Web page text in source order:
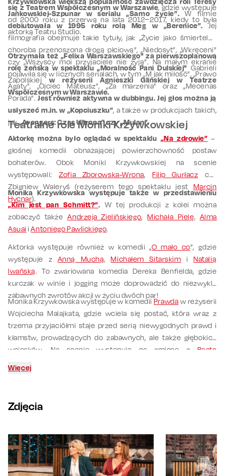
się z Teatrem Współczesnym w Warszawie, gdzie występuje
od 2000 roku z przerwą na lata 2012−2017, kiedy to była
aktorką Teatru Studio.
Jankowskiej-Szpunar w serialu „Samo życie”. W filmie
debiutowała w 1995 roku rolą Meg w „Berenice”. Jej
filmografia obejmuje takie tytuły, jak „Życie jako śmiertelna
choroba przenoszona drogą płciową”, „Niedosyt”, „Wkręceni”
czy „Wszyscy moi przyjaciele nie żyją”. Na małym ekranie
pojawiła się w licznych serialach, w tym „M jak miłość”, „Prawo
Agaty”, „Ojciec Mateusz”, „Za marzenia” oraz „Mecenas
Porada”.Jest również aktywna w dubbingu. Jej głos można ją
usłyszeć m.in. w „Kopciuszku”, a także w produkcjach takich,
jak„Avengers: Czas Ultrona” czy „Mulan”.
Otrzymała też „Felixa Warszawskiego" za pierwszoplanową
rolę żeńską w spektaklu „Moralność Pani Dulskiej" Gabrieli
Zapolskiejw reżyserii Agnieszki Glińskiej w Teatrze
Współczesnym w Warszawie.
Teatralne role Moniki Krzywkowskiej
Aktorkę można było oglądać w spektaklu „Na zdrowie” –
głośnej komedii obnażającej powierzchowność postaw
bohaterów. Obok Moniki Krzywkowskiej na scenie
występowali:Zofia Zborowska-Wrona,Filip Gurłacz czy
Zbigniew Waleryś (reżyserem tego spektaklu jest Marcin
Hycnar).
Monika Krzywkowska występuje także w przedstawieniu
„Kim jest pan Schmitt?”. W tej produkcji z kolei można
zobaczyć takżeAndrzeja Zielińskiego,Michała Pielę, Alma
AsuaiiAntoniego Pawlickiego.
Aktorka występuje również w komedii „O mało co”, gdzie
występuje z Anną Muchą,Michałem Sitarskim iNatalią
Iwańską. To zwariowana komedia Dereka Benfielda, gdzie
kurczak w winie i jogging może doprowadzić do niezwykle
zabawnych zwrotów akcji w życiu dwóch par!
Monika Krzywkowska występuje w komedii Prawda w reżyserii
Wojciecha Malajkata, gdzie wciela się postać, która wraz z
trzema przyjaciółmi staje przed serią niewygodnych prawd i
kłamstw, prowadzących do zabawnych, ale także głębokich
wniosków. Na scenie występuje na zmianę z Beatą
spektaklowi dodatkowej dynamiki i różnorodności w kreacji
Więcej
Zdjęcia